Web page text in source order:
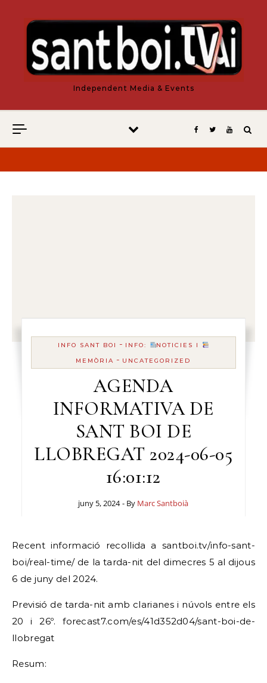
Independent Media & Events
INFO SANT BOI - INFO:
NOTICIES I
MEMÒRIA - UNCATEGORIZED
AGENDA
INFORMATIVA DE
SANT BOI DE
LLOBREGAT 2024-06-05
16:01:12
juny 5, 2024 - By Marc Santboià
Recent informació recollida a santboi.tv/info-sant-
boi/real-time/ de la tarda-nit del dimecres 5 al dijous
6 de juny del 2024.
Previsió de tarda-nit amb clarianes i núvols entre els
20 i 26º. forecast7.com/es/41d352d04/sant-boi-de-
llobregat
Resum: